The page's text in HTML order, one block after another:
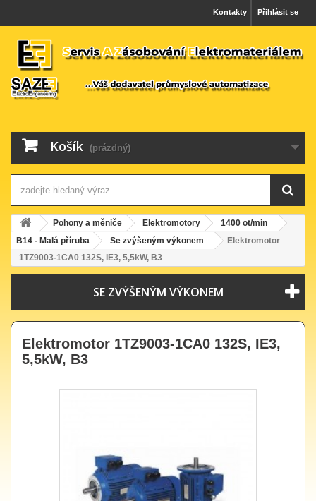
Přihlásit se
Kontakty
Košík (prázdný)
Pohony a měniče Elektromotory
1400 ot/min
B14 - Malá příruba
Se zvýšeným výkonem
Elektromotor
1TZ9003-1CA0 132S, IE3, 5,5kW, B3
SE ZVÝŠENÝM VÝKONEM
Elektromotor 1TZ9003-1CA0 132S, IE3,
5,5kW, B3